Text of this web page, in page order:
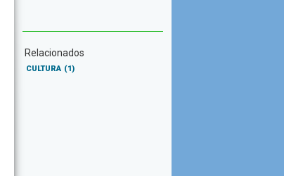
Relacionados
CULTURA (1)